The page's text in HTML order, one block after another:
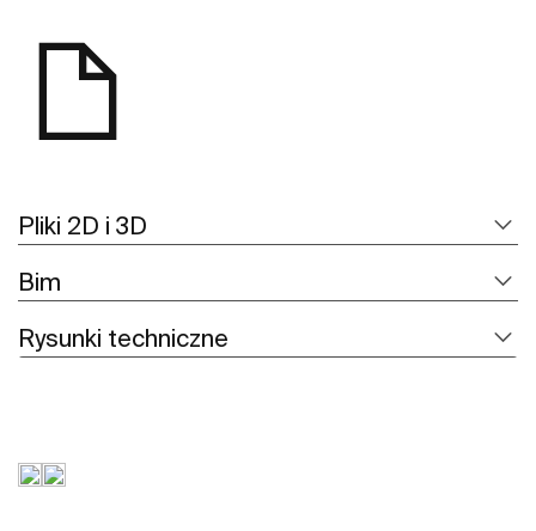
Pliki 2D i 3D
Bim
Rysunki techniczne